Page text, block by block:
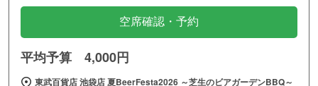
空席確認・予約
平均予算 4,000円
東武百貨店 池袋店 夏BeerFesta2026 ～芝生のビアガーデンBBQ～